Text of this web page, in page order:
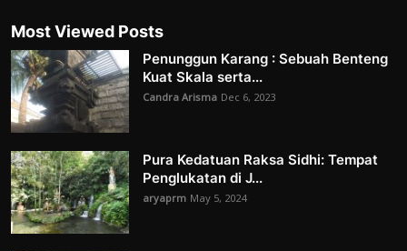
Most Viewed Posts
Penunggun Karang : Sebuah Benteng
Kuat Skala serta...
Candra Arisma Dec 6, 2023
Pura Kedatuan Raksa Sidhi: Tempat
Penglukatan di J...
aryaprm May 5, 2024